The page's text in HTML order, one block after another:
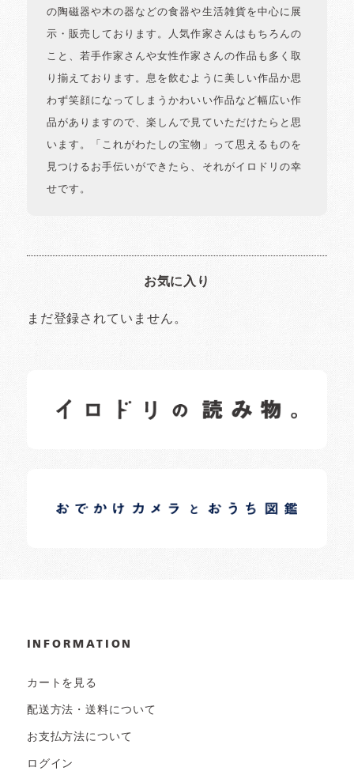
の陶磁器や木の器などの食器や生活雑貨を中心に展
示・販売しております。人気作家さんはもちろんの
こと、若手作家さんや女性作家さんの作品も多く取
り揃えております。息を飲むように美しい作品か思
わず笑顔になってしまうかわいい作品など幅広い作
品がありますので、楽しんで見ていただけたらと思
います。「これがわたしの宝物」って思えるものを
見つけるお手伝いができたら、それがイロドリの幸
せです。
お気に入り
まだ登録されていません。
日常の様子など随時更新中です。
日常の様子など随時更新中です。
INFORMATION
カートを見る
配送方法・送料について
お支払方法について
ログイン